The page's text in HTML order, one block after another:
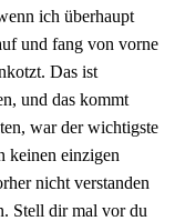
ich überhaupt
und fang von vorne
Das ist
und das kommt
war der wichtigste
keinen einzigen
nicht verstanden
Stell dir mal vor du